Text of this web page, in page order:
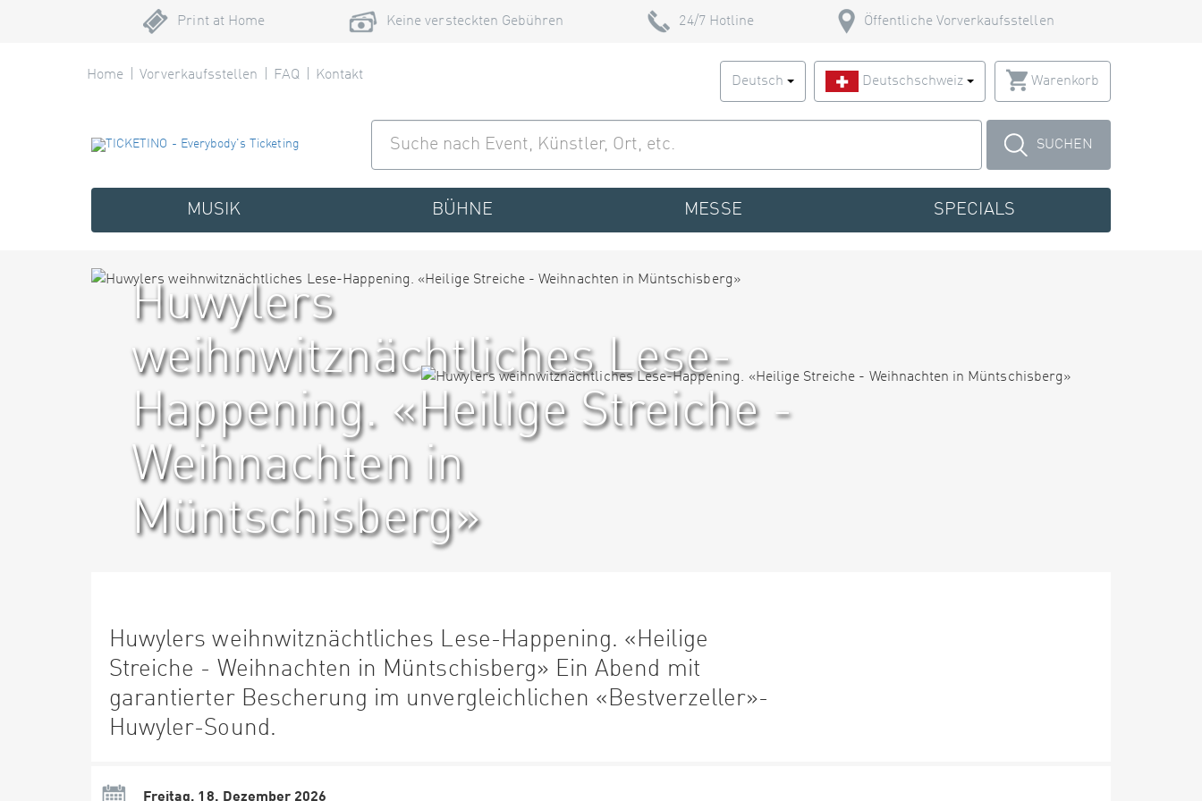
Print at Home Keine versteckten Gebühren 24/7 Hotline Öffentliche Vorverkaufsstellen
Home Vorverkaufsstellen FAQ Kontakt Deutsch Deutschschweiz Warenkorb
SUCHEN
MUSIK BÜHNE MESSE SPECIALS
Huwylers
weihnwitznächtliches Lese-
Happening. «Heilige Streiche -
Weihnachten in
Müntschisberg»
Huwylers weihnwitznächtliches Lese-Happening. «Heilige
Streiche - Weihnachten in Müntschisberg» Ein Abend mit
garantierter Bescherung im unvergleichlichen «Bestverzeller»-
Huwyler-Sound.
Freitag, 18. Dezember 2026